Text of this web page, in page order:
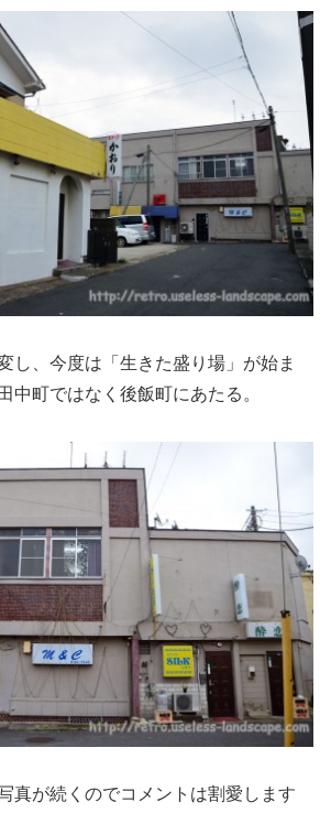
し、今度は「生きた盛り場」が始ま
中町ではなく後飯町にあたる。
真が続くのでコメントは割愛します